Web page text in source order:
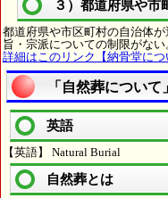
３）都道府県や市
都道府県や市区町村の自治体
旨・宗派についての制限がない
詳細はこのリンク【納骨堂につ
「自然葬につい
英語
【英語】 Natural Burial
自然葬とは